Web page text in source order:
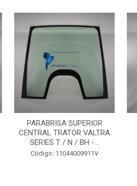
PARABRISA SUPERIOR
CENTRAL TRATOR VALTRA
SERIES T / N / BH -...
Código: 11044009911V